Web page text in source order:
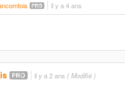
il y a 4 ans
il y a 2 ans ( Modifié )